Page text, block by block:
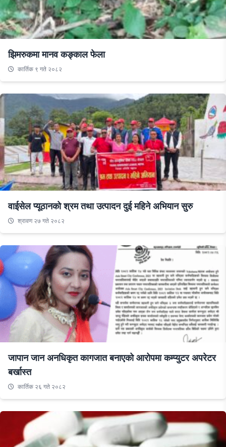
झिमरुकमा मानव कङ्काल फेला
कार्तिक ९ गते २०८२
वाईसेल प्यूठानको श्रम तथा उत्पादन दुई महिने अभियान सुरु
श्रावण २७ गते २०८२
जापान जान अनधिकृत कागजात बनाएको आरोपमा कम्प्युटर अपरेटर
बर्खास्त
कार्तिक २६ गते २०८२